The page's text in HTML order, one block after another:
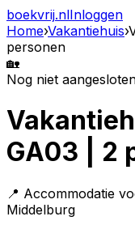
boekvrij.nlInloggen
Home›Vakantiehuis›
personen
🏡
Nog niet aangesloten
GA03 | 2
📍 Accommodatie
Middelburg